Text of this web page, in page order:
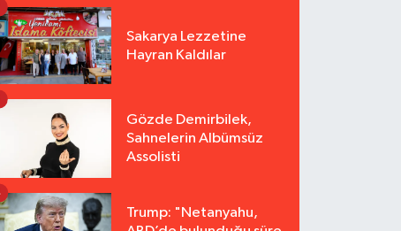
Sakarya Lezzetine
Hayran Kaldılar
Gözde Demirbilek,
Sahnelerin Albümsüz
Assolisti
Trump: "Netanyahu,